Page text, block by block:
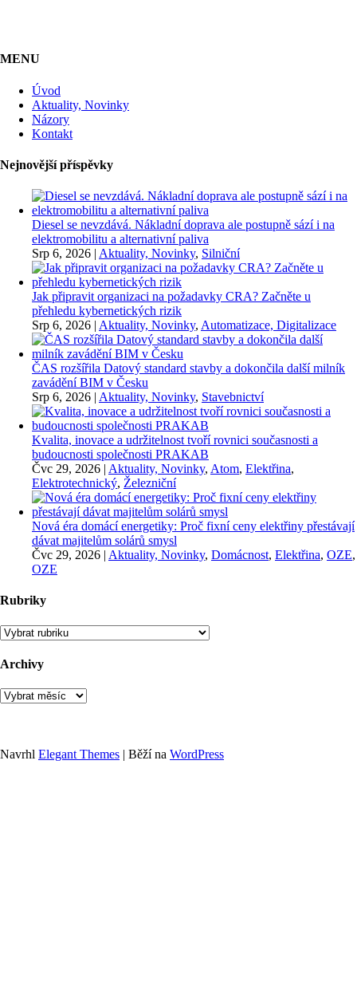
MENU
Úvod
Aktuality, Novinky
Názory
Kontakt
Nejnovější příspěvky
Diesel se nevzdává. Nákladní doprava ale postupně sází i na
elektromobilitu a alternativní paliva
Srp 6, 2026 | Aktuality, Novinky, Silniční
Jak připravit organizaci na požadavky CRA? Začněte u
přehledu kybernetických rizik
Srp 6, 2026 | Aktuality, Novinky, Automatizace, Digitalizace
ČAS rozšířila Datový standard stavby a dokončila další milník
zavádění BIM v Česku
Srp 6, 2026 | Aktuality, Novinky, Stavebnictví
Kvalita, inovace a udržitelnost tvoří rovnici současnosti a
budoucnosti společnosti PRAKAB
Čvc 29, 2026 | Aktuality, Novinky, Atom, Elektřina,
Elektrotechnický, Železniční
Nová éra domácí energetiky: Proč fixní ceny elektřiny přestávají
dávat majitelům solárů smysl
Čvc 29, 2026 | Aktuality, Novinky, Domácnost, Elektřina, OZE,
OZE
Rubriky
Rubriky
Archivy
Archivy
Navrhl Elegant Themes | Běží na WordPress